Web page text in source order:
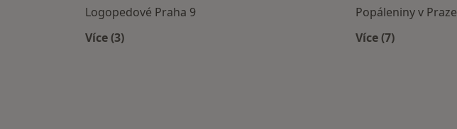
Logopedové Praha 9
Více (3)
Popáleniny v Praze
Více (7)